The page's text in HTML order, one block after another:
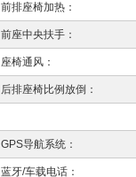
前排座椅加热：
前座中央扶手：
座椅通风：
后排座椅比例放倒：
GPS导航系统：
蓝牙/车载电话：